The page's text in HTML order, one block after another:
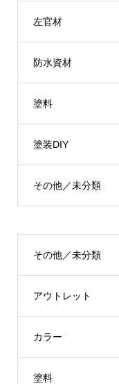
左官材
防水資材
塗料
塗装DIY
その他／未分類
その他／未分類
アウトレット
カラー
塗料